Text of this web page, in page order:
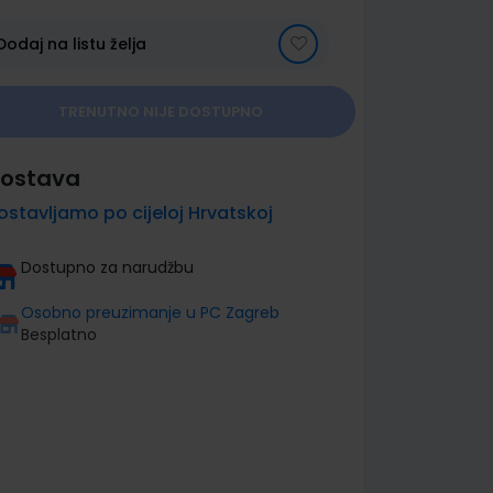
na listu želja
po cijeloj Hrvatskoj
Dostupno za narudžbu
Osobno preuzimanje u PC Zagreb
Besplatno